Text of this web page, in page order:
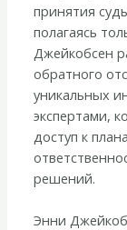
принятия
полагаясь
Джейкобсен
обратного
уникальных
экспертами,
доступ к
решений.
Энни